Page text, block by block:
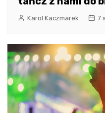
Karol Kaczmarek 7